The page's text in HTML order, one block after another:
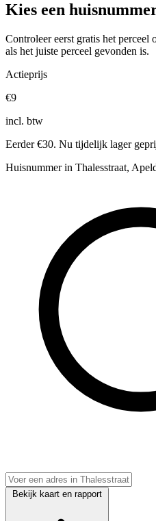
Kies een
Controleer eerst gratis het perceel
als het juiste perceel gevonden is.
Actieprijs
€9
incl. btw
Eerder €30. Nu tijdelijk lager
Huisnummer in Thalesstraat,
Bekijk kaart en rapport